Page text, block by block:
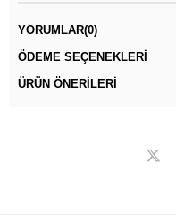
YORUMLAR(0)
ÖDEME SEÇENEKLERI
ÜRÜN ÖNERILERI